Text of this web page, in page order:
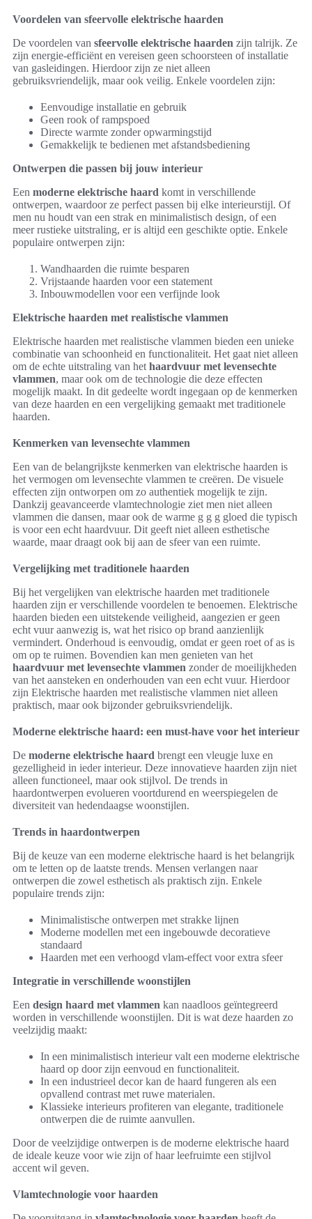
Voordelen van sfeervolle elektrische haarden
De voordelen van sfeervolle elektrische haarden zijn talrijk. Ze
zijn energie-efficiënt en vereisen geen schoorsteen of installatie
van gasleidingen. Hierdoor zijn ze niet alleen
gebruiksvriendelijk, maar ook veilig. Enkele voordelen zijn:
Eenvoudige installatie en gebruik
Geen rook of rampspoed
Directe warmte zonder opwarmingstijd
Gemakkelijk te bedienen met afstandsbediening
Ontwerpen die passen bij jouw interieur
Een moderne elektrische haard komt in verschillende
ontwerpen, waardoor ze perfect passen bij elke interieurstijl. Of
men nu houdt van een strak en minimalistisch design, of een
meer rustieke uitstraling, er is altijd een geschikte optie. Enkele
populaire ontwerpen zijn:
Wandhaarden die ruimte besparen
Vrijstaande haarden voor een statement
Inbouwmodellen voor een verfijnde look
Elektrische haarden met realistische vlammen
Elektrische haarden met realistische vlammen bieden een unieke
combinatie van schoonheid en functionaliteit. Het gaat niet alleen
om de echte uitstraling van het haardvuur met levensechte
vlammen, maar ook om de technologie die deze effecten
mogelijk maakt. In dit gedeelte wordt ingegaan op de kenmerken
van deze haarden en een vergelijking gemaakt met traditionele
haarden.
Kenmerken van levensechte vlammen
Een van de belangrijkste kenmerken van elektrische haarden is
het vermogen om levensechte vlammen te creëren. De visuele
effecten zijn ontworpen om zo authentiek mogelijk te zijn.
Dankzij geavanceerde vlamtechnologie ziet men niet alleen
vlammen die dansen, maar ook de warme g g g gloed die typisch
is voor een echt haardvuur. Dit geeft niet alleen esthetische
waarde, maar draagt ook bij aan de sfeer van een ruimte.
Vergelijking met traditionele haarden
Bij het vergelijken van elektrische haarden met traditionele
haarden zijn er verschillende voordelen te benoemen. Elektrische
haarden bieden een uitstekende veiligheid, aangezien er geen
echt vuur aanwezig is, wat het risico op brand aanzienlijk
vermindert. Onderhoud is eenvoudig, omdat er geen roet of as is
om op te ruimen. Bovendien kan men genieten van het
haardvuur met levensechte vlammen zonder de moeilijkheden
van het aansteken en onderhouden van een echt vuur. Hierdoor
zijn Elektrische haarden met realistische vlammen niet alleen
praktisch, maar ook bijzonder gebruiksvriendelijk.
Moderne elektrische haard: een must-have voor het interieur
De moderne elektrische haard brengt een vleugje luxe en
gezelligheid in ieder interieur. Deze innovatieve haarden zijn niet
alleen functioneel, maar ook stijlvol. De trends in
haardontwerpen evolueren voortdurend en weerspiegelen de
diversiteit van hedendaagse woonstijlen.
Trends in haardontwerpen
Bij de keuze van een moderne elektrische haard is het belangrijk
om te letten op de laatste trends. Mensen verlangen naar
ontwerpen die zowel esthetisch als praktisch zijn. Enkele
populaire trends zijn:
Minimalistische ontwerpen met strakke lijnen
Moderne modellen met een ingebouwde decoratieve
standaard
Haarden met een verhoogd vlam-effect voor extra sfeer
Integratie in verschillende woonstijlen
Een design haard met vlammen kan naadloos geïntegreerd
worden in verschillende woonstijlen. Dit is wat deze haarden zo
veelzijdig maakt:
In een minimalistisch interieur valt een moderne elektrische
haard op door zijn eenvoud en functionaliteit.
In een industrieel decor kan de haard fungeren als een
opvallend contrast met ruwe materialen.
Klassieke interieurs profiteren van elegante, traditionele
ontwerpen die de ruimte aanvullen.
Door de veelzijdige ontwerpen is de moderne elektrische haard
de ideale keuze voor wie zijn of haar leefruimte een stijlvol
accent wil geven.
Vlamtechnologie voor haarden